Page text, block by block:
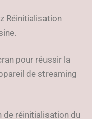
Réinitialisation
pour réussir la
de streaming
de réinitialisation du